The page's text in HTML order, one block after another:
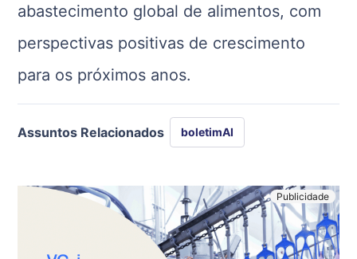
abastecimento global de alimentos, com
perspectivas positivas de crescimento
para os próximos anos.
Assuntos Relacionados boletimAI